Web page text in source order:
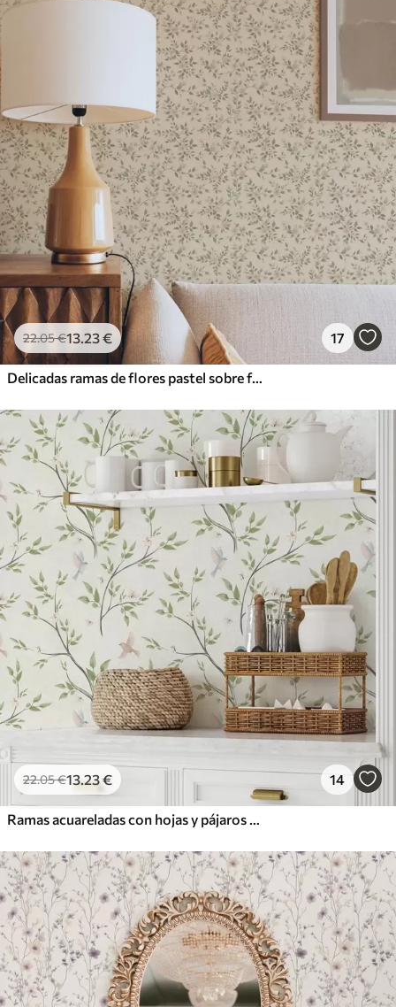
22.05€13.23€ 17
Delicadas ramas de flores pastel sobre fondo beige
22.05€13.23€ 14
Ramas acuareladas con hojas y pájaros sobre un fondo claro